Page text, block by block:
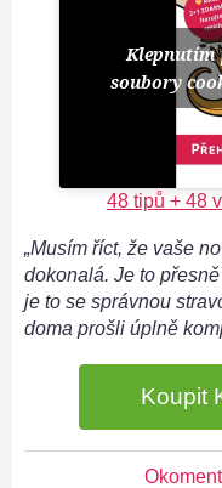
Klepnutím
soubory
48 tipů + 48
„Musím říct, že vaše
dokonalá. Je to
je to se správnou
doma prošli úplně
Koupit